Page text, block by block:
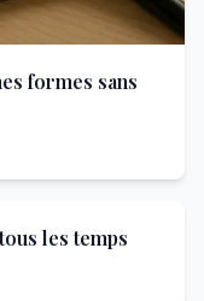
formes sans
les temps